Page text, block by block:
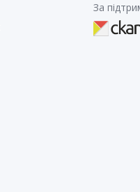
За